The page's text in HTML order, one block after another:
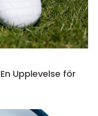
Upplevelse för